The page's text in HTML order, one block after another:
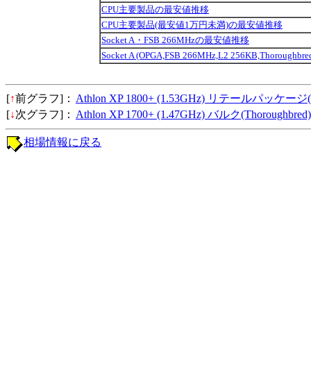
CPU主要製品の最安値推移
CPU主要製品(最安値1万円未満)の最安値推移
Socket A・FSB 266MHzの最安値推移
Socket A (OPGA,FSB 266MHz,L2
[↑前グラフ]： Athlon XP 1800+ (1.53GHz) リテールパッケージ
[↓次グラフ]： Athlon XP 1700+ (1.47GHz) バルク(Thoroughbred)
相場情報に戻る